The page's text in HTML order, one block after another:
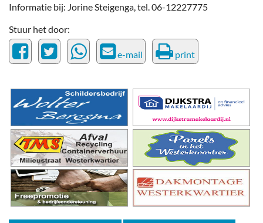
Informatie bij: Jorine Steigenga, tel. 06-12227775
Stuur het door:
e-mail print